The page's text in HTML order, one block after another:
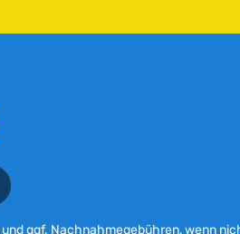
und ggf. Nachnahmegebühren, wenn